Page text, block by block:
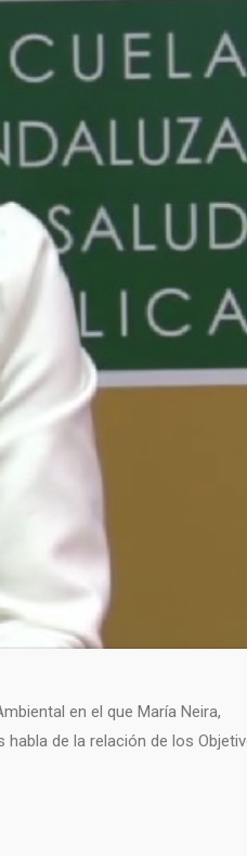
en el que María Neira,
habla de la relación de los